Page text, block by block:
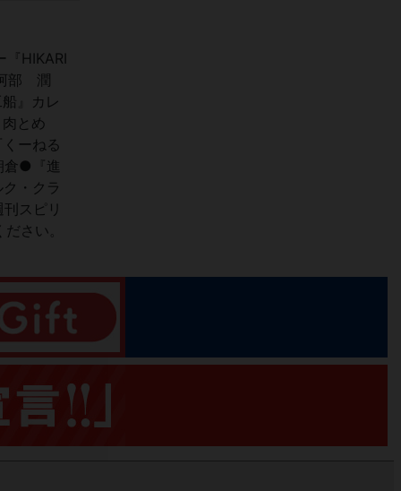
HIKARI
部 潤
』カレ
とめ
ーねる
倉●『進
・クラ
スピリ
さい。